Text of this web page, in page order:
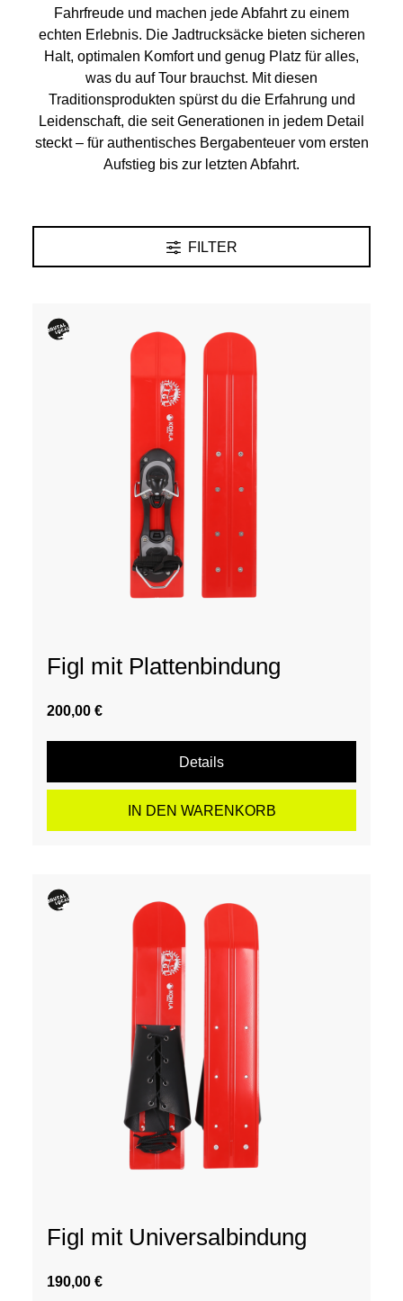
Fahrfreude und machen jede Abfahrt zu einem
echten Erlebnis. Die Jadtrucksäcke bieten sicheren
Halt, optimalen Komfort und genug Platz für alles,
was du auf Tour brauchst. Mit diesen
Traditionsprodukten spürst du die Erfahrung und
Leidenschaft, die seit Generationen in jedem Detail
steckt – für authentisches Bergabenteuer vom ersten
Aufstieg bis zur letzten Abfahrt.
FILTER
Figl mit Plattenbindung
200,00 €
Details
IN DEN WARENKORB
Figl mit Universalbindung
190,00 €